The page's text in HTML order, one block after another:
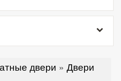
двери » Двери